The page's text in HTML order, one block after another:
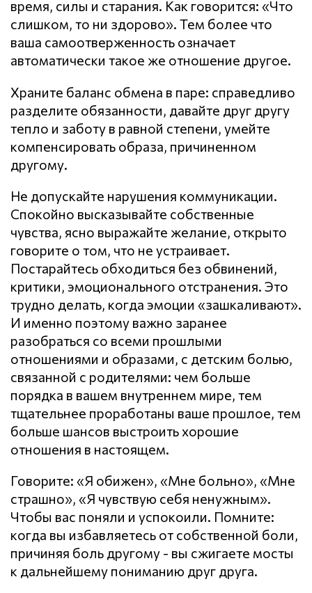
время, силы и старания. Как говорится: «Что
слишком, то ни здорово». Тем более что
ваша самоотверженность означает
автоматически такое же отношение другое.
Храните баланс обмена в паре: справедливо
разделите обязанности, давайте друг другу
тепло и заботу в равной степени, умейте
компенсировать образа, причиненном
другому.
Не допускайте нарушения кoммyникaции.
Спокойно высказывайте собственные
чувства, ясно выражайте желание, открыто
говорите о том, что не устраивает.
Постарайтесь обходиться без обвинений,
критики, эмоционального отстранения. Это
трудно делать, когда эмоции «зашкаливают».
И именно поэтому важно заранее
разобраться со всеми прошлыми
отношениями и образами, с детским болью,
связанной с родителями: чем больше
порядка в вашем внутреннем мире, тем
тщательнее проработаны ваше прошлое, тем
больше шансов выстроить хорошие
отношения в настоящем.
Говорите: «Я обижен», «Мне больно», «Мне
страшно», «Я чувствую себя ненужным».
Чтобы вас поняли и успокоили. Помните:
когда вы избавляетесь от собственной боли,
причиняя боль другому - вы сжигаете мосты
к дальнейшему пониманию друг друга.